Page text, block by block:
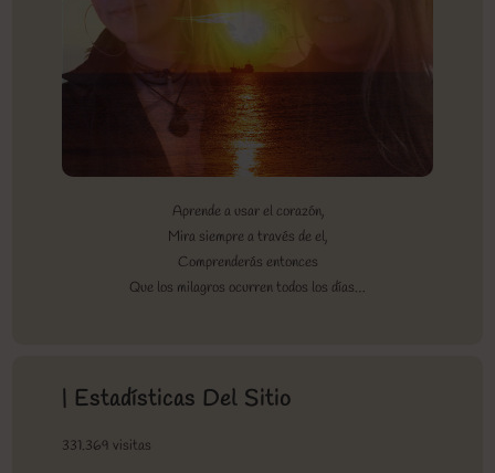
Aprende a usar el corazón,
Mira siempre a través de el,
Comprenderás entonces
Que los milagros ocurren todos los días…
| Estadísticas Del Sitio
331.369 visitas